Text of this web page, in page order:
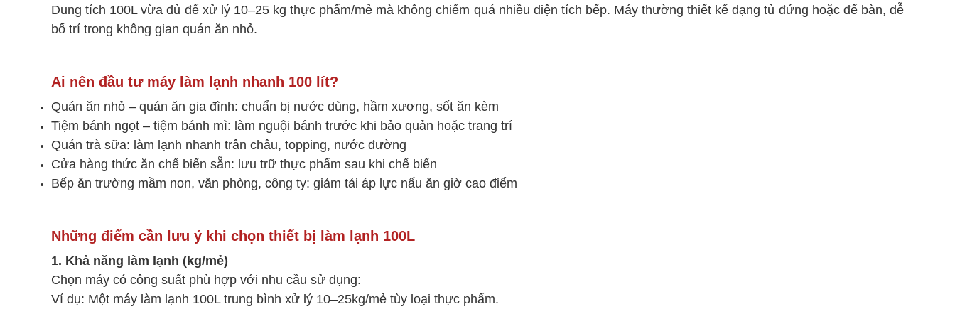
Dung tích 100L vừa đủ để xử lý 10–25 kg thực phẩm/mẻ mà không chiếm quá nhiều diện tích bếp. Máy thường thiết kế dạng tủ đứng hoặc để bàn, dễ
bố trí trong không gian quán ăn nhỏ.
Ai nên đầu tư máy làm lạnh nhanh 100 lít?
Quán ăn nhỏ – quán ăn gia đình: chuẩn bị nước dùng, hầm xương, sốt ăn kèm
Tiệm bánh ngọt – tiệm bánh mì: làm nguội bánh trước khi bảo quản hoặc trang trí
Quán trà sữa: làm lạnh nhanh trân châu, topping, nước đường
Cửa hàng thức ăn chế biến sẵn: lưu trữ thực phẩm sau khi chế biến
Bếp ăn trường mầm non, văn phòng, công ty: giảm tải áp lực nấu ăn giờ cao điểm
Những điểm cần lưu ý khi chọn thiết bị làm lạnh 100L
1. Khả năng làm lạnh (kg/mẻ)
Chọn máy có công suất phù hợp với nhu cầu sử dụng:
Ví dụ: Một máy làm lạnh 100L trung bình xử lý 10–25kg/mẻ tùy loại thực phẩm.